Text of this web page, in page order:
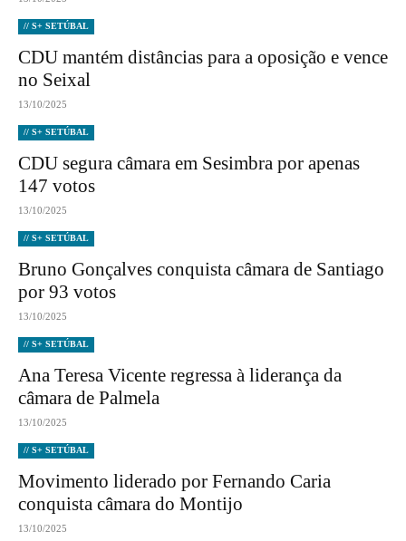
// S+ SETÚBAL
CDU mantém distâncias para a oposição e vence
no Seixal
13/10/2025
// S+ SETÚBAL
CDU segura câmara em Sesimbra por apenas
147 votos
13/10/2025
// S+ SETÚBAL
Bruno Gonçalves conquista câmara de Santiago
por 93 votos
13/10/2025
// S+ SETÚBAL
Ana Teresa Vicente regressa à liderança da
câmara de Palmela
13/10/2025
// S+ SETÚBAL
Movimento liderado por Fernando Caria
conquista câmara do Montijo
13/10/2025